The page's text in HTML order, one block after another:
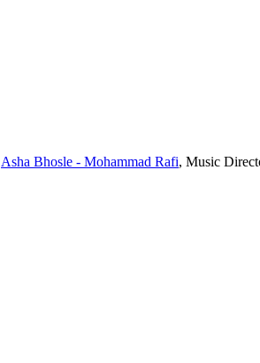
Asha Bhosle - Mohammad Rafi, Music